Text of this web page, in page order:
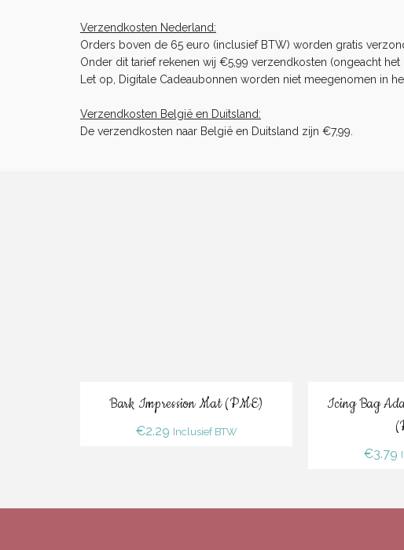
Verzendkosten Nederland:
Orders boven de 65 euro (inclusief BTW) worden gratis
Onder dit tarief rekenen wij €5,99 verzendkosten (ongeacht het
Let op, Digitale Cadeaubonnen worden niet meegenomen in
Verzendkosten België en Duitsland:
De verzendkosten naar België en Duitsland zijn €7,99.
Bestel
Bark Impression Mat (PME)
€2.29 Inclusief BTW
Icing Bag
€3.79